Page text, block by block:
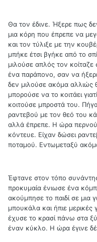
Θα τον έδινε. Ήξερε πως
μια κόρη που έπρεπε να
και τον τύλιξε με την
μπήκε έτσι βγήκε από το
μιλούσε απλός τον κοίταζε
ένα παράπονο, σαν να
δεν μιλούσε ακόμα αλλιώς
μπορούσε να το κοιτάει
κοιτούσε μπροστά του.
ραντεβού με τον θεό του
αλλά έπρεπε. Η ώρα
κόντευε. Είχαν δώσει
ποταμού. Εντωμεταξύ
Έφτανε στον τόπο
προκυμαία ένιωσε ένα
ακούμπησε το παιδί σε μια
μπουκάλα και ήπιε μερικές
έχυσε το κρασί πάνω στα
έναν κύκλο. Η ώρα έγινε